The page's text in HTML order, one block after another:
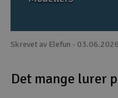
Outlet
Skrevet av Elefun -
Det mange lurer